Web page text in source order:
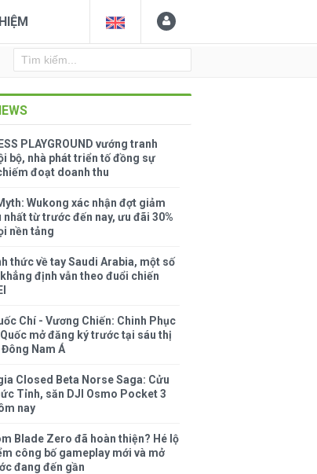
PLAYGROUND vướng tranh
bộ, nhà phát triển tố đồng sự
đoạt doanh thu
Wukong xác nhận đợt giảm
nhất từ trước đến nay, ưu đãi 30%
nền tảng
thức về tay Saudi Arabia, một số
định vẫn theo đuổi chiến
Chí - Vương Chiến: Chinh Phục
mở đăng ký trước tại sáu thị
Nam Á
Closed Beta Norse Saga: Cửu
Tỉnh, săn DJI Osmo Pocket 3
nay
Blade Zero đã hoàn thiện? Hé lộ
công bố gameplay mới và mở
đang đến gần